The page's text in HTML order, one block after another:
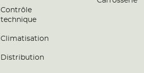
Contrôle
technique
Climatisation
Distribution